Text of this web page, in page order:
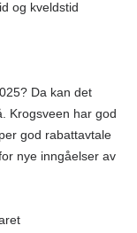
og kveldstid
Da kan det
Krogsveen har god
god rabattavtale
nye inngåelser av